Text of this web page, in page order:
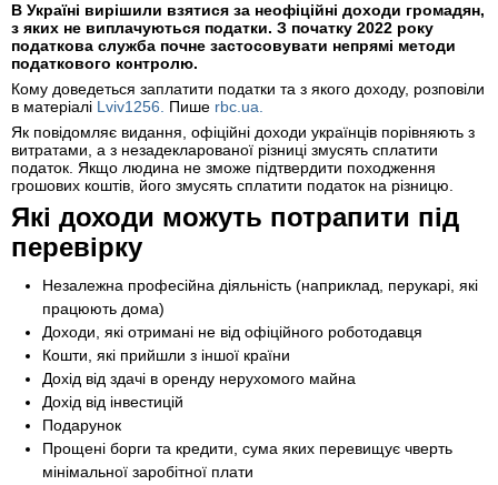
В Україні вирішили взятися за неофіційні доходи громадян,
з яких не виплачуються податки. З початку 2022 року
податкова служба почне застосовувати непрямі методи
податкового контролю.
Кому доведеться заплатити податки та з якого доходу, розповіли
в матеріалі Lviv1256. Пише rbc.ua.
Як повідомляє видання, офіційні доходи українців порівняють з
витратами, а з незадекларованої різниці змусять сплатити
податок. Якщо людина не зможе підтвердити походження
грошових коштів, його змусять сплатити податок на різницю.
Які доходи можуть потрапити під
перевірку
Незалежна професійна діяльність (наприклад, перукарі, які
працюють дома)
Доходи, які отримані не від офіційного роботодавця
Кошти, які прийшли з іншої країни
Дохід від здачі в оренду нерухомого майна
Дохід від інвестицій
Подарунок
Прощені борги та кредити, сума яких перевищує чверть
мінімальної заробітної плати